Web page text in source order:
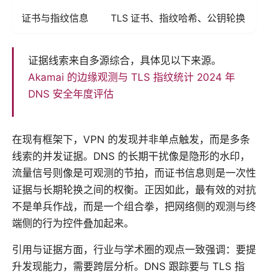
证书与指纹信息 TLS 证书、指纹哈希、公钥轮换
证据线索来自多源综合，具体见以下来源。
Akamai 的边缘观测与 TLS 指纹统计 2024 年
DNS 安全年度评估
在现有框架下，VPN 的发现并非单点触发，而是多条
线索的并发证据。DNS 的长期干扰像是隐形的水印，
流量信号则像是可观测的节拍，而证书信息则是一次性
证据与长期轮换之间的权衡。正因如此，最有效的对抗
不是单兵作战，而是一个组合拳，把网络侧的观测与终
端侧的行为控件叠加起来。
引用与证据方面，行业与学术圈的观点一致强调：要提
升发现能力，需要跨层分析。DNS 跟踪要与 TLS 指